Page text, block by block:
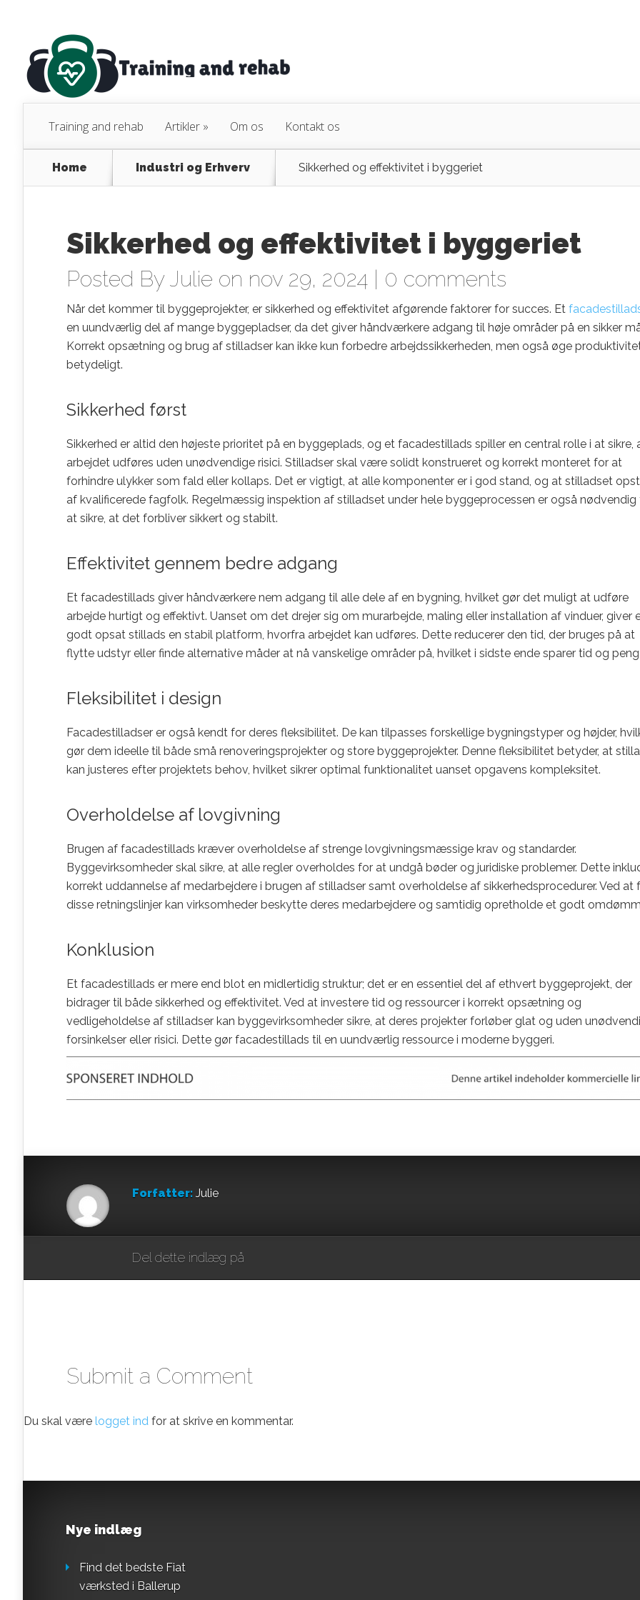
Training and rehab Artikler » Om os Kontakt os
Home Industri og Erhverv Sikkerhed og effektivitet i byggeriet
Sikkerhed og effektivitet i byggeriet
Posted By Julie on nov 29, 2024 | 0 comments
Når det kommer til byggeprojekter, er sikkerhed og effektivitet afgørende faktorer for succes. Et
en uundværlig del af mange byggepladser, da det giver håndværkere adgang til høje områder på en sikker
Korrekt opsætning og brug af stilladser kan ikke kun forbedre arbejdssikkerheden, men også øge
betydeligt.
Sikkerhed først
Sikkerhed er altid den højeste prioritet på en byggeplads, og et facadestillads spiller en central rolle i at sikre,
arbejdet udføres uden unødvendige risici. Stilladser skal være solidt konstrueret og korrekt monteret for at
forhindre ulykker som fald eller kollaps. Det er vigtigt, at alle komponenter er i god stand, og at stilladset
af kvalificerede fagfolk. Regelmæssig inspektion af stilladset under hele byggeprocessen er også nødvendig
at sikre, at det forbliver sikkert og stabilt.
Effektivitet gennem bedre adgang
Et facadestillads giver håndværkere nem adgang til alle dele af en bygning, hvilket gør det muligt at udføre
arbejde hurtigt og effektivt. Uanset om det drejer sig om murarbejde, maling eller installation af vinduer, giver
godt opsat stillads en stabil platform, hvorfra arbejdet kan udføres. Dette reducerer den tid, der bruges på at
flytte udstyr eller finde alternative måder at nå vanskelige områder på, hvilket i sidste ende sparer tid og
Fleksibilitet i design
Facadestilladser er også kendt for deres fleksibilitet. De kan tilpasses forskellige bygningstyper og højder,
gør dem ideelle til både små renoveringsprojekter og store byggeprojekter. Denne fleksibilitet betyder, at
kan justeres efter projektets behov, hvilket sikrer optimal funktionalitet uanset opgavens kompleksitet.
Overholdelse af lovgivning
Brugen af facadestillads kræver overholdelse af strenge lovgivningsmæssige krav og standarder.
Byggevirksomheder skal sikre, at alle regler overholdes for at undgå bøder og juridiske problemer. Dette
korrekt uddannelse af medarbejdere i brugen af stilladser samt overholdelse af sikkerhedsprocedurer. Ved at
disse retningslinjer kan virksomheder beskytte deres medarbejdere og samtidig opretholde et godt
Konklusion
Et facadestillads er mere end blot en midlertidig struktur; det er en essentiel del af ethvert byggeprojekt, der
bidrager til både sikkerhed og effektivitet. Ved at investere tid og ressourcer i korrekt opsætning og
vedligeholdelse af stilladser kan byggevirksomheder sikre, at deres projekter forløber glat og uden
forsinkelser eller risici. Dette gør facadestillads til en uundværlig ressource i moderne byggeri.
Forfatter: Julie
Del dette indlæg på
Submit a Comment
Du skal være logget ind for at skrive en kommentar.
Nye indlæg
Find det bedste Fiat
værksted i Ballerup